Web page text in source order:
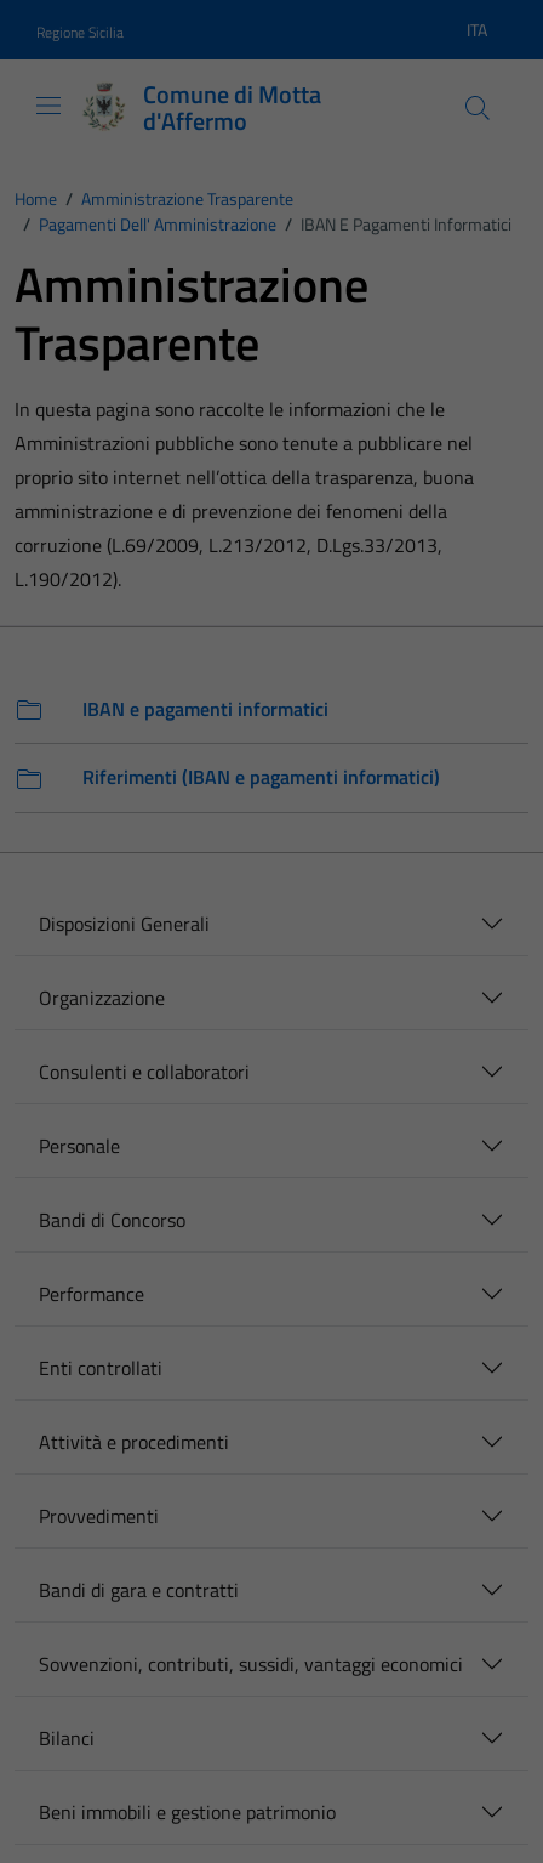
Regione Sicilia Lingua
ITA
Comune di Motta
d'Affermo
Home / Amministrazione Trasparente
/ Pagamenti Dell' Amministrazione / IBAN E Pagamenti Informatici
Amministrazione
Trasparente
In questa pagina sono raccolte le informazioni che le
Amministrazioni pubbliche sono tenute a pubblicare nel
proprio sito internet nell’ottica della trasparenza, buona
amministrazione e di prevenzione dei fenomeni della
corruzione (L.69/2009, L.213/2012, D.Lgs.33/2013,
L.190/2012).
IBAN e pagamenti informatici
Riferimenti (IBAN e pagamenti informatici)
Disposizioni Generali
Organizzazione
Consulenti e collaboratori
Personale
Bandi di Concorso
Performance
Enti controllati
Attività e procedimenti
Provvedimenti
Bandi di gara e contratti
Sovvenzioni, contributi, sussidi, vantaggi economici
Bilanci
Beni immobili e gestione patrimonio